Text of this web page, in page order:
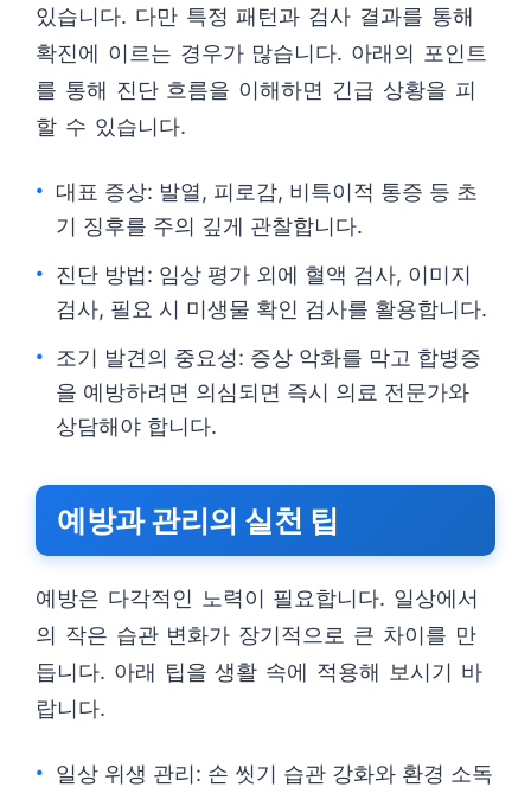
있습니다. 다만 특정 패턴과 검사 결과를 통해
확진에 이르는 경우가 많습니다. 아래의 포인트
를 통해 진단 흐름을 이해하면 긴급 상황을 피
할 수 있습니다.
대표 증상: 발열, 피로감, 비특이적 통증 등 초
기 징후를 주의 깊게 관찰합니다.
진단 방법: 임상 평가 외에 혈액 검사, 이미지
검사, 필요 시 미생물 확인 검사를 활용합니다.
조기 발견의 중요성: 증상 악화를 막고 합병증
을 예방하려면 의심되면 즉시 의료 전문가와
상담해야 합니다.
예방과 관리의 실천 팁
예방은 다각적인 노력이 필요합니다. 일상에서
의 작은 습관 변화가 장기적으로 큰 차이를 만
듭니다. 아래 팁을 생활 속에 적용해 보시기 바
랍니다.
일상 위생 관리: 손 씻기 습관 강화와 환경 소독